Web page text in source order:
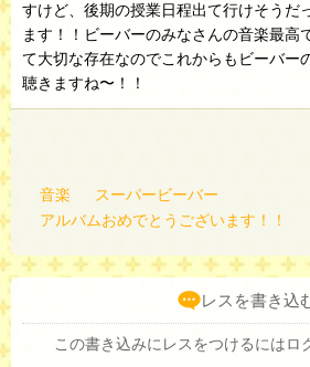
すけど、後期の授業日程出て行けそうだ
ます！！ビーバーのみなさんの音楽最高
て大切な存在なのでこれからもビーバー
聴きますね〜！！
音楽
スーパービーバー
アルバムおめでとうございます！！
レスを書き込
この書き込みにレスをつけるにはロ